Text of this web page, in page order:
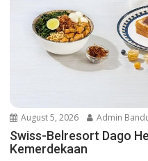
August 5, 2026 Admin
Swiss-Belresort Dago
Kemerdekaan